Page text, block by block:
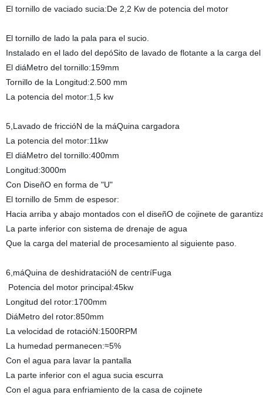
El tornillo de vaciado sucia:De 2,2 Kw de potencia del motor
El tornillo de lado la pala para el sucio.
Instalado en el lado del depóSito de lavado de flotante a la carga
El diáMetro del tornillo:159mm
Tornillo de la Longitud:2.500 mm
La potencia del motor:1,5 kw
5,Lavado de friccióN de la máQuina cargadora
La potencia del motor:11kw
El diáMetro del tornillo:400mm
Longitud:3000m
Con DiseñO en forma de "U"
El tornillo de 5mm de espesor:
Hacia arriba y abajo montados con el diseñO de cojinete de
La parte inferior con sistema de drenaje de agua
Que la carga del material de procesamiento al siguiente paso.
6,máQuina de deshidratacióN de centríFuga
Potencia del motor principal:45kw
Longitud del rotor:1700mm
DiáMetro del rotor:850mm
La velocidad de rotacióN:1500RPM
La humedad permanecen:≈5%
Con el agua para lavar la pantalla
La parte inferior con el agua sucia escurra
Con el agua para enfriamiento de la casa de cojinete